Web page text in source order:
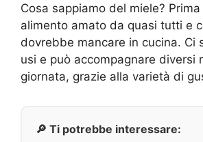
Cosa sappiamo del miele?
alimento amato da quasi tutti e
dovrebbe mancare in cucina. Ci
usi e può accompagnare diversi
giornata, grazie alla varietà di
🔎 Ti potrebbe interessare: